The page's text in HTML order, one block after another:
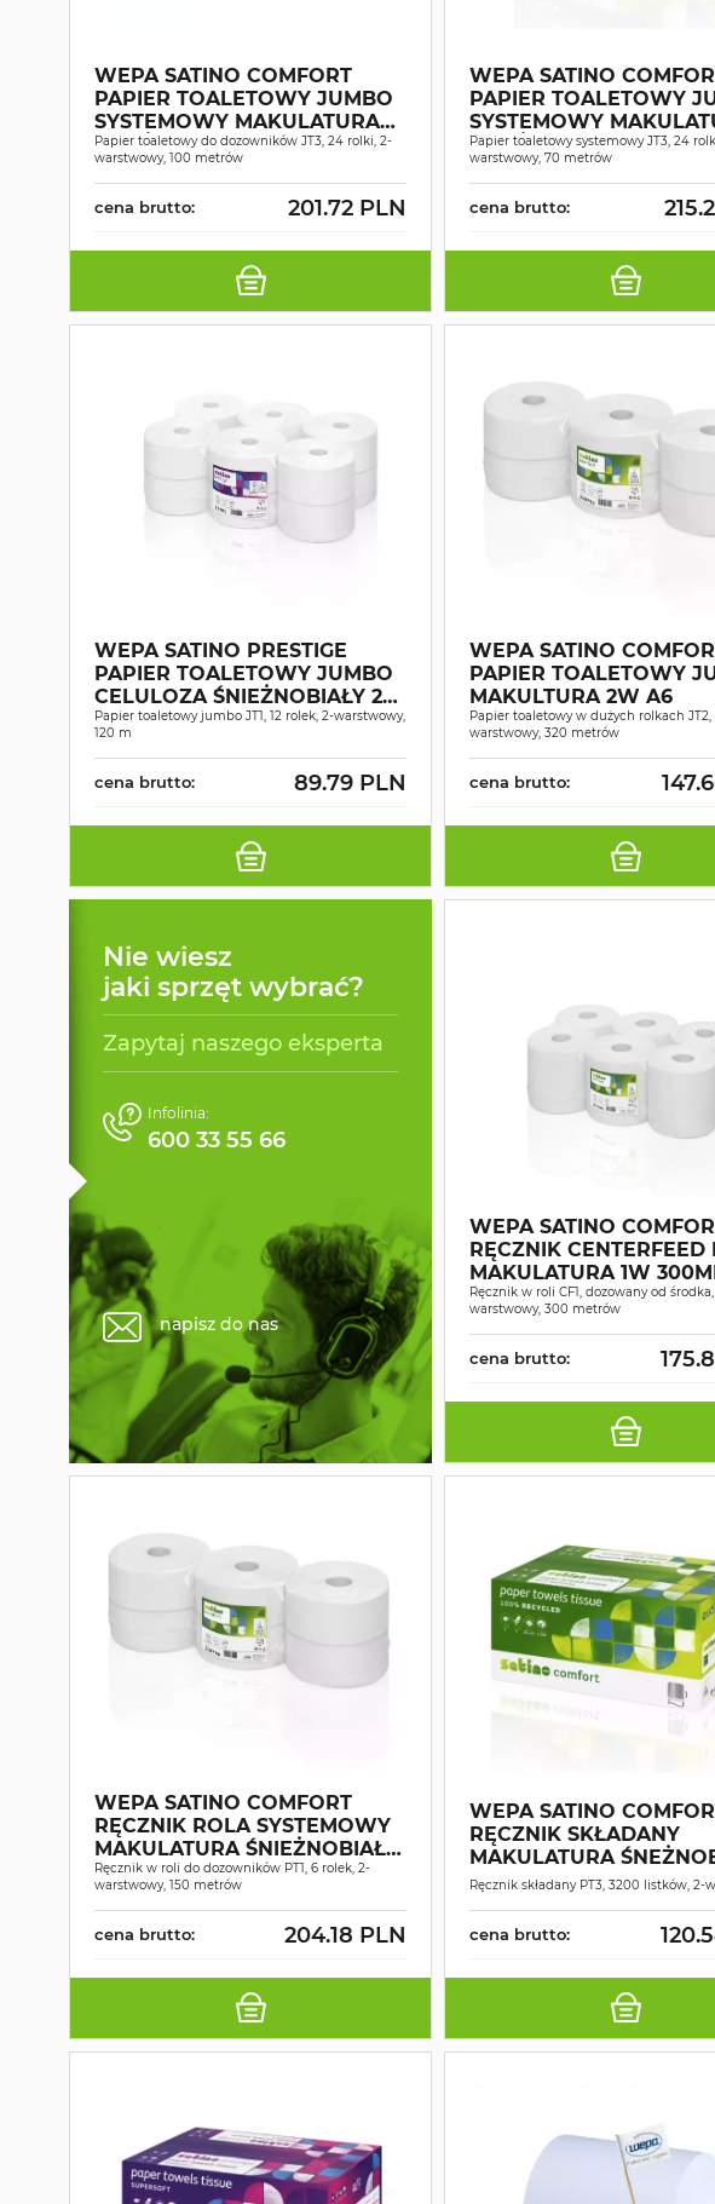
WEPA SATINO COMFORT
PAPIER TOALETOWY JUMBO
SYSTEMOWY MAKULATURA
ŚNIEŻNOBIAŁY 2W 100MB A24
Papier toaletowy do dozowników JT3, 24 rolki, 2-
warstwowy, 100 metrów
cena brutto: 201.72 PLN
WEPA SATINO
PAPIER TOALETOWY
SYSTEMOWY
ŚNIEŻNOBIAŁY 3W
Papier toaletowy systemowy JT3, 24
warstwowy, 70 metrów
cena brutto:
WEPA SATINO PRESTIGE
PAPIER TOALETOWY JUMBO
CELULOZA ŚNIEŻNOBIAŁY 2W
120MB A12
Papier toaletowy jumbo JT1, 12 rolek, 2-warstwowy,
120 m
cena brutto: 89.79 PLN
WEPA SATINO
PAPIER TOALETOWY
MAKULTURA 2W A6
Papier toaletowy w dużych rolkach JT2,
warstwowy, 320 metrów
cena brutto:
Nie wiesz
jaki sprzęt wybrać?
Zapytaj naszego eksperta
Infolinia:
600 33 55 66
napisz do nas
WEPA SATINO
RĘCZNIK CENTERFEED
MAKULATURA 1W
Ręcznik w roli CF1, dozowany od
warstwowy, 300 metrów
cena brutto:
WEPA SATINO COMFORT
RĘCZNIK ROLA SYSTEMOWY
MAKULATURA ŚNIEŻNOBIAŁY
2W 150MB A6
Ręcznik w roli do dozowników PT1, 6 rolek, 2-
warstwowy, 150 metrów
cena brutto: 204.18 PLN
WEPA SATINO
RĘCZNIK SKŁADANY
MAKULATURA
2W 25,0X23,0CM 3200
Ręcznik składany PT3, 3200 listków, 2-
cena brutto: